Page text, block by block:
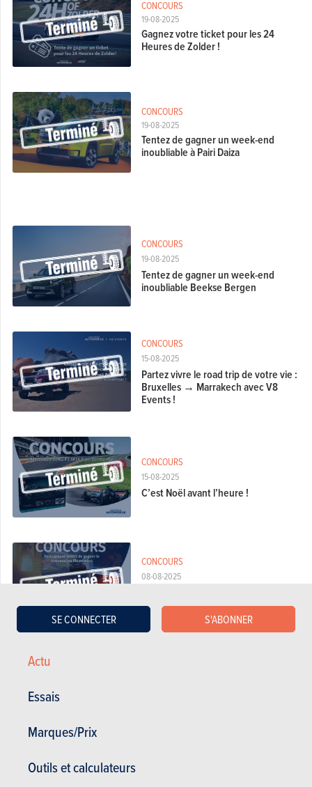
Actu
Essais
Marques/Prix
Outils et calculateurs
SE CONNECTER S'ABONNER
CONCOURS
19-08-2025
Gagnez votre ticket pour les 24
Heures de Zolder !
CONCOURS
19-08-2025
Tentez de gagner un week-end
inoubliable à Pairi Daiza
19-08-2025
CONCOURS
Tentez de gagner un week-end
inoubliable Beekse Bergen
15-08-2025
CONCOURS
Partez vivre le road trip de votre vie :
Bruxelles → Marrakech avec V8
Events !
15-08-2025
CONCOURS
C’est Noël avant l’heure !
08-08-2025
CONCOURS
nouveau jeu Playstation